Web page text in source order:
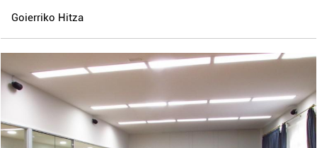
Goierriko Hitza